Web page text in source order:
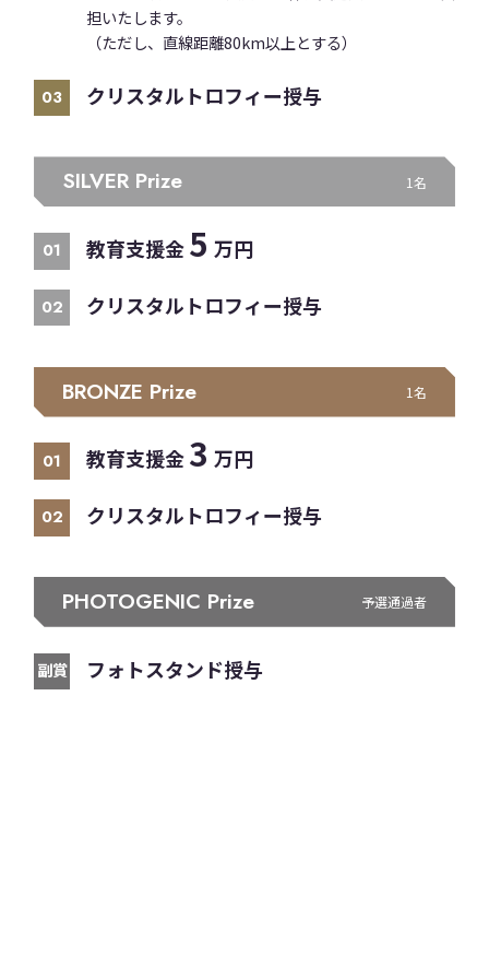
担いたします。
（ただし、直線距離80km以上とする）
03 クリスタルトロフィー授与
SILVER Prize 1名
01 教育支援金5 万円
02 クリスタルトロフィー授与
BRONZE Prize 1名
01 教育支援金3 万円
02 クリスタルトロフィー授与
PHOTOGENIC Prize 予選通過者
副賞 フォトスタンド授与